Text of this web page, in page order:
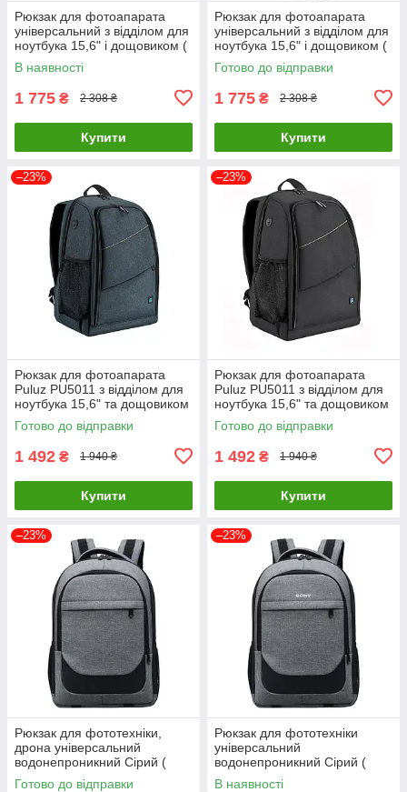
Рюкзак для фотоапарата
універсальний з відділом для
ноутбука 15,6" і дощовиком (
код: IBF022BR )
В наявності
1 775 ₴ 2 308 ₴
Купити
Рюкзак для фотоапарата
універсальний з відділом для
ноутбука 15,6" і дощовиком (
код: IBF022BG )
Готово до відправки
1 775 ₴ 2 308 ₴
Купити
–23%
Рюкзак для фотоапарата
Puluz PU5011 з відділом для
ноутбука 15,6" та дощовиком
Синій ( код: IBF086Z )
Готово до відправки
1 492 ₴ 1 940 ₴
Купити
–23%
Рюкзак для фотоапарата
Puluz PU5011 з відділом для
ноутбука 15,6" та дощовиком
Чорний ( код: IBF086B )
Готово до відправки
1 492 ₴ 1 940 ₴
Купити
–23%
Рюкзак для фототехніки,
дрона універсальний
водонепроникний Сірий (
код: IBF073S )
Готово до відправки
–23%
Рюкзак для фототехніки
універсальний
водонепроникний Сірий (
код: IBF073S3 )
В наявності